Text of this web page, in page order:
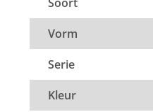
Element stof is een
velours stof krijgt de
Element stof is
Samenstelling:100%
Wat is polyester?
Vorm
Serie
Kleur